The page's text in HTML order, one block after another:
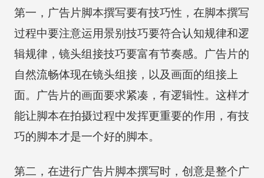
第一，广告片脚本撰写要有技巧性，在脚本撰写
过程中要注意运用景别技巧要符合认知规律和逻
辑规律，镜头组接技巧要富有节奏感。广告片的
自然流畅体现在镜头组接，以及画面的组接上
面。广告片的画面要求紧凑，有逻辑性。这样才
能让脚本在拍摄过程中发挥更重要的作用，有技
巧的脚本才是一个好的脚本。
第二，在进行广告片脚本撰写时，创意是整个广